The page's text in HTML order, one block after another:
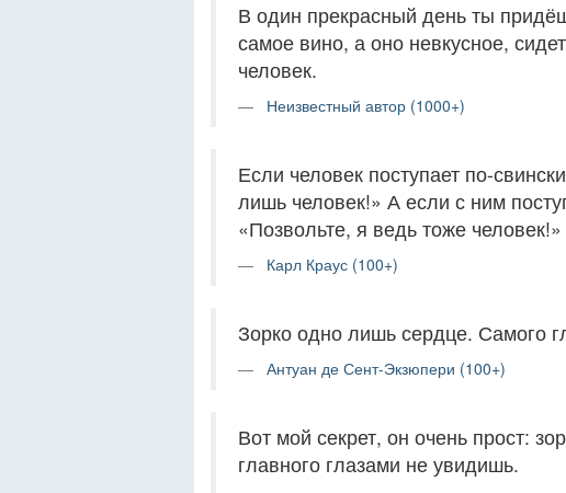
В один прекрасный день ты
самое вино, а оно невкусное,
человек.
Неизвестный автор (1000+)
Если человек поступает по-
лишь человек!» А если с ним
«Позвольте, я ведь тоже человек!»
Карл Краус (100+)
Зорко одно лишь сердце. Самого
Антуан де Сент-Экзюпери (100+)
Вот мой секрет, он очень прост:
главного глазами не увидишь.